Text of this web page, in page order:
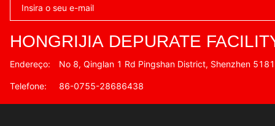
HONGRIJIA DEPURATE
Endereço: No 8, Qinglan 1 Rd Pingshan District, Shenzhen
Telefone: 86-0755-28686438